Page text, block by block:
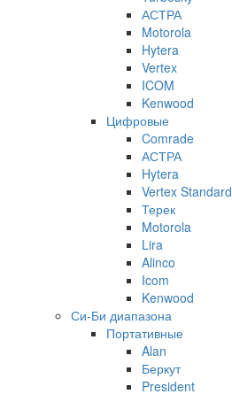
АСТРА
Motorola
Hytera
Vertex
ICOM
Kenwood
Цифровые
Comrade
АСТРА
Hytera
Vertex Standard
Терек
Motorola
Lira
Alinco
Icom
Kenwood
Си-Би диапазона
Портативные
Alan
Беркут
President